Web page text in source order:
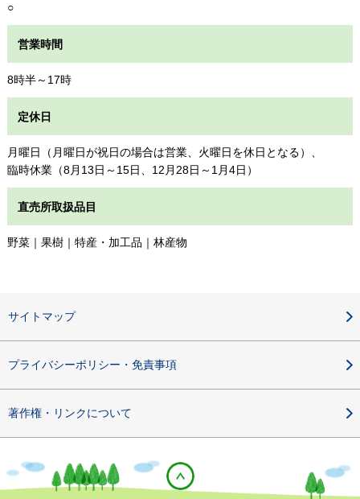
○
営業時間
8時半～17時
定休日
月曜日（月曜日が祝日の場合は営業、火曜日を休日となる）、
臨時休業（8月13日～15日、12月28日～1月4日）
直売所取扱品目
野菜｜果樹｜特産・加工品｜林産物
サイトマップ
プライバシーポリシー・免責事項
著作権・リンクについて